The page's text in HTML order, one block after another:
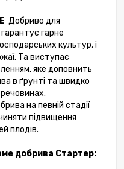
Добриво для
гарне
культур, і
Та виступає
яке доповнить
в ґрунті та швидко
на певній стадії
підвищення
плодів.
добрива Стартер: